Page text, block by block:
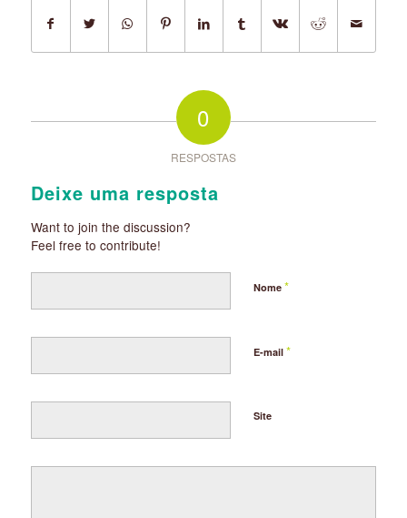
0
RESPOSTAS
Deixe uma resposta
Want to join the discussion?
Feel free to contribute!
Nome *
E-mail *
Site